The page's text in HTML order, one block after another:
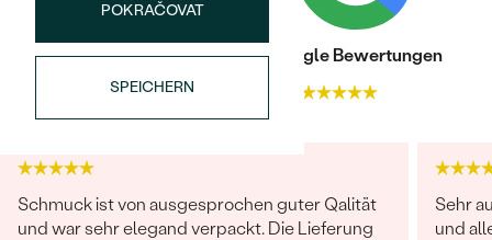
Bestseller
POKRAČOVAT
SPEICHERN
Trusted shop BewertungenGoogle Bewertungen
Schmuck ist von ausgesprochen guter Qalität
und war sehr elegand verpackt. Die Lieferung
Sehr
und